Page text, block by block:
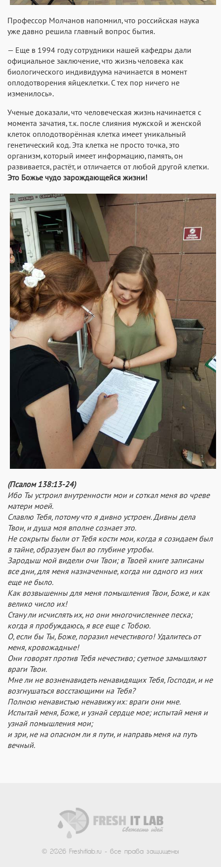
Профессор Молчанов напомнил, что российская наука
уже давно решила главный вопрос бытия.
— Еще в 1994 году сотрудники нашей кафедры дали
официальное заключение, что жизнь человека как
биологического индивидуума начинается в момент
оплодотворения яйцеклетки. С тех пор ничего не
изменилось».
Ученые доказали, что человеческая жизнь начинается с
момента зачатия, т.к. после слияния мужской и женской
клеток оплодотворённая клетка имеет уникальный
генетический код. Эта клетка не просто точка, это
организм, который имеет информацию, память, он
развивается, растёт, и отличается от любой другой клетки.
Это Божье чудо зарождающейся жизни!
(Псалом 138:13-24)
Ибо Ты устроил внутренности мои и соткал меня во чреве
матери моей.
Славлю Тебя, потому что я дивно устроен. Дивны дела
Твои, и душа моя вполне сознает это.
Не сокрыты были от Тебя кости мои, когда я созидаем был
в тайне, образуем был во глубине утробы.
Зародыш мой видели очи Твои; в Твоей книге записаны
все дни, для меня назначенные, когда ни одного из них
еще не было.
Как возвышенны для меня помышления Твои, Боже, и как
велико число их!
Стану ли исчислять их, но они многочисленнее песка;
когда я пробуждаюсь, я все еще с Тобою.
О, если бы Ты, Боже, поразил нечестивого! Удалитесь от
меня, кровожадные!
Они говорят против Тебя нечестиво; суетное замышляют
враги Твои.
Мне ли не возненавидеть ненавидящих Тебя, Господи, и не
возгнушаться восстающими на Тебя?
Полною ненавистью ненавижу их: враги они мне.
Испытай меня, Боже, и узнай сердце мое; испытай меня и
узнай помышления мои;
и зри, не на опасном ли я пути, и направь меня на путь
вечный.
© 2026 Freshitlab.ru - все права защищены